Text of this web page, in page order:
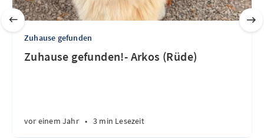
Zuhause gefunden
Zuhause gefunden!- Arkos (Rüde)
vor einem Jahr • 3 min Lesezeit